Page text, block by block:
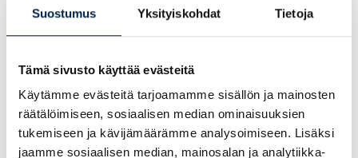
Suostumus Yksityiskohdat Tietoja
Tämä sivusto käyttää evästeitä
Käytämme evästeitä tarjoamamme sisällön ja mainosten
räätälöimiseen, sosiaalisen median ominaisuuksien
tukemiseen ja kävijämäärämme analysoimiseen. Lisäksi
jaamme sosiaalisen median, mainosalan ja analytiikka-
nupin ja ovenkahvan.
Miten sinä voit ehkäistä viruksen